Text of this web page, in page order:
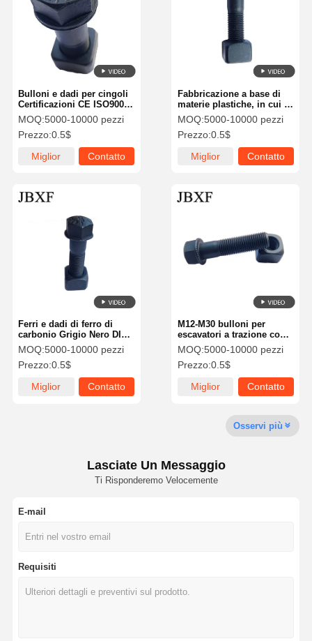
Prodotti
Spettacolo
Chi Siamo
Visita Alla
Controllo Di
Contattaci
Casi Blog
BOLT di tracciato
Bolt di aratura
Segmento Bolt
Fabbricazione a base di
materie plastiche, in cui il
materiale viene utilizzato
per la produzione di
materie plastiche.
MOQ:5000-10000 pezzi
Prezzo:0.5$
Miglior
Contatto
Bulloni e dadi per cingoli
Certificazioni CE ISO9001
Texture liscia Aspetto
elegante
MOQ:5000-10000 pezzi
Prezzo:0.5$
Miglior
Contatto
M12-M30 bulloni per
escavatori a trazione con
grado 10.9-12.9 Min.
800MPa di resistenza
MOQ:5000-10000 pezzi
Prezzo:0.5$
Miglior
Contatto
Ferri e dadi di ferro di
carbonio Grigio Nero DIN
Metrico Esagonale
MOQ:5000-10000 pezzi
Prezzo:0.5$
Miglior
Contatto
Osservi più
Lasciate Un Messaggio
Ti Risponderemo Velocemente
E-mail
Requisiti